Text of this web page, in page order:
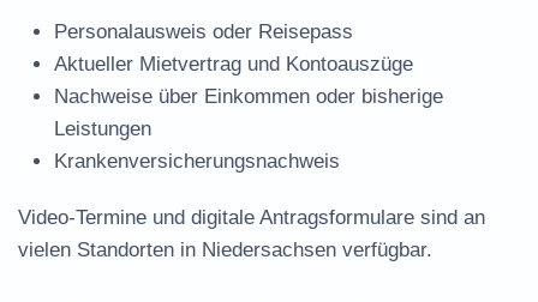
Personalausweis oder Reisepass
Aktueller Mietvertrag und Kontoauszüge
Nachweise über Einkommen oder bisherige
Leistungen
Krankenversicherungsnachweis
Video-Termine und digitale Antragsformulare sind an
vielen Standorten in Niedersachsen verfügbar.